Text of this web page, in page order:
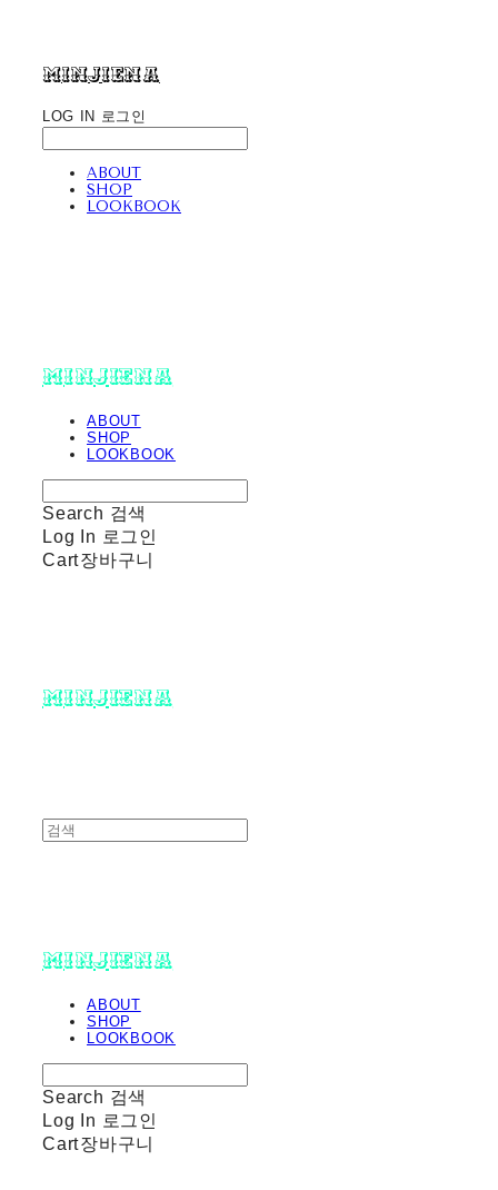
minjiena
LOG IN 로그인
ABOUT
SHOP
LOOKBOOK
minjiena
ABOUT
SHOP
LOOKBOOK
Search 검색
Log In 로그인
Cart장바구니
minjiena
minjiena
ABOUT
SHOP
LOOKBOOK
Search 검색
Log In 로그인
Cart장바구니